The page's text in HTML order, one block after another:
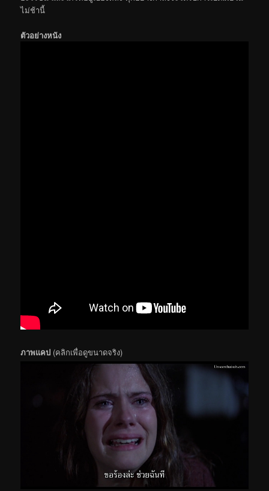
ไม่ช้านี้
ตัวอย่างหนัง
ภาพแคป (คลิกเพื่อดูขนาดจริง)